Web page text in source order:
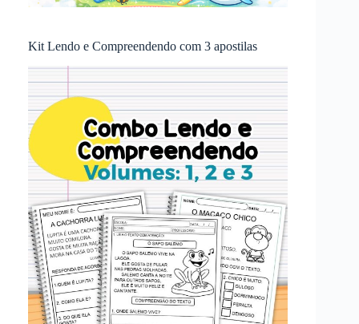
Kit Lendo e Compreendendo com 3 apostilas